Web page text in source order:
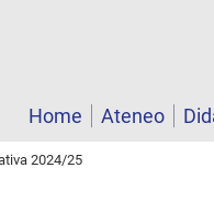
Home
Ateneo
2024/25